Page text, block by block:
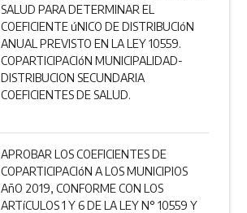
SALUD PARA DETERMINAR EL
COEFICIENTE úNICO DE DISTRIBUCIóN
ANUAL PREVISTO EN LA LEY 10559.
COPARTICIPACIóN MUNICIPALIDAD-
DISTRIBUCION SECUNDARIA
COEFICIENTES DE SALUD.
APROBAR LOS COEFICIENTES DE
COPARTICIPACIóN A LOS MUNICIPIOS
AñO 2019, CONFORME CON LOS
ARTíCULOS 1 Y 6 DE LA LEY N° 10559 Y